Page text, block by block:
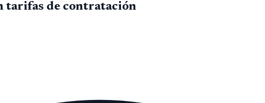
tarifas de contratación